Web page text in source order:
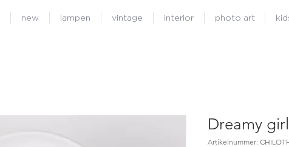
new lampen vintage interior photo art
Dreamy
Artikelnummer: